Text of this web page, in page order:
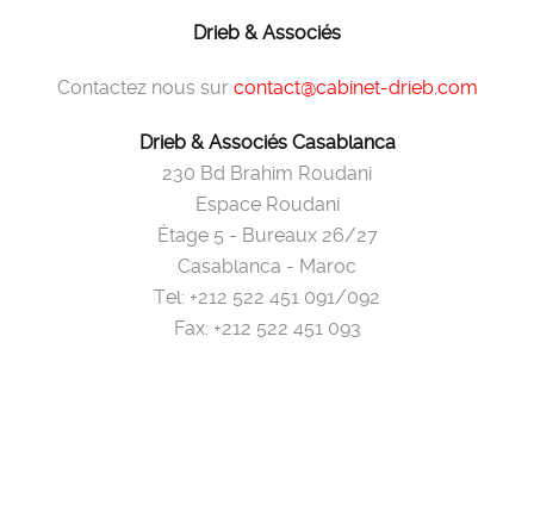
Drieb & Associés
Contactez nous sur contact@cabinet-drieb.com
Drieb & Associés Casablanca
230 Bd Brahim Roudani
Espace Roudani
Étage 5 - Bureaux 26/27
Casablanca - Maroc
Tel: +212 522 451 091/092
Fax: +212 522 451 093